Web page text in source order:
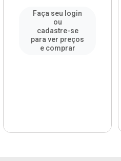
Faça seu login
ou
cadastre-se
para ver preços
e comprar